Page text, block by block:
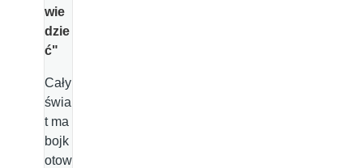
wie
dzie
ć"
Cały
świa
t ma
bojk
otow